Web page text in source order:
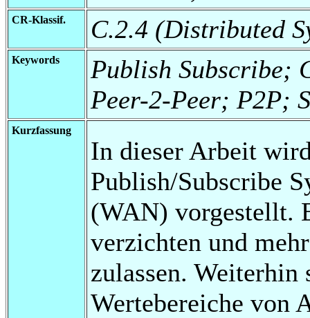
CR-Klassif. C.2.4 (Distributed
Keywords
Publish Subscribe;
Peer-2-Peer; P2P;
Kurzfassung
In dieser Arbeit
Publish/Subscribe
(WAN) vorgestellt.
verzichten und
zulassen.
Wertebereiche von